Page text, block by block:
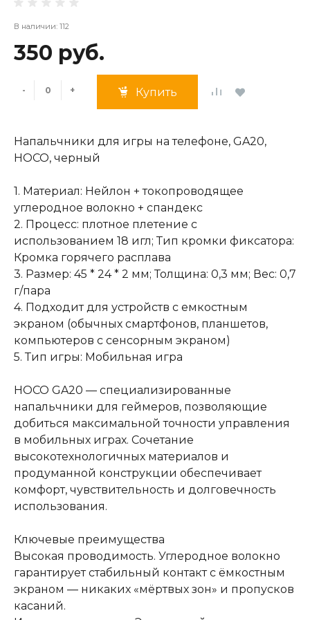
В наличии: 112
350 руб.
- + Купить
Напальчники для игры на телефоне, GA20,
HOCO, черный
1. Материал: Нейлон + токопроводящее
углеродное волокно + спандекс
2. Процесс: плотное плетение с
использованием 18 игл; Тип кромки фиксатора:
Кромка горячего расплава
3. Размер: 45 * 24 * 2 мм; Толщина: 0,3 мм; Вес: 0,7
г/пара
4. Подходит для устройств с емкостным
экраном (обычных смартфонов, планшетов,
компьютеров с сенсорным экраном)
5. Тип игры: Мобильная игра
HOCO GA20 — специализированные
напальчники для геймеров, позволяющие
добиться максимальной точности управления
в мобильных играх. Сочетание
высокотехнологичных материалов и
продуманной конструкции обеспечивает
комфорт, чувствительность и долговечность
использования.
Ключевые преимущества
Высокая проводимость. Углеродное волокно
гарантирует стабильный контакт с ёмкостным
экраном — никаких «мёртвых зон» и пропусков
касаний.